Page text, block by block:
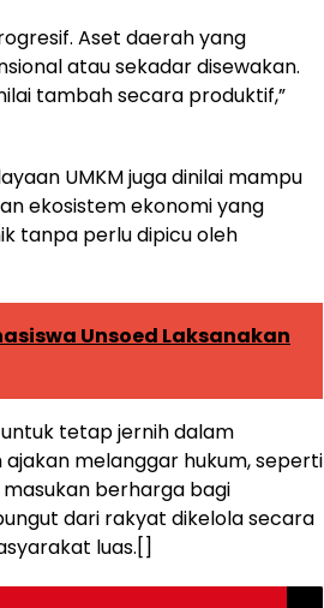
Aset daerah yang
atau sekadar disewakan.
tambah secara produktif,”
UMKM juga dinilai mampu
ekosistem ekonomi yang
tanpa perlu dipicu oleh
Unsoed Laksanakan
tetap jernih dalam
melanggar hukum, seperti
berharga bagi
dari rakyat dikelola secara
luas.[]